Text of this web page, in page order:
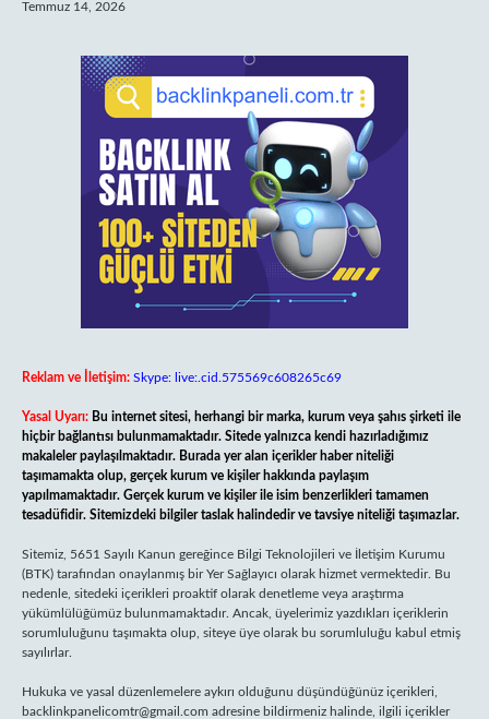
Temmuz 14, 2026
Reklam ve İletişim: Skype: live:.cid.575569c608265c69
Yasal Uyarı: Bu internet sitesi, herhangi bir marka, kurum veya şahıs şirketi ile
hiçbir bağlantısı bulunmamaktadır. Sitede yalnızca kendi hazırladığımız
makaleler paylaşılmaktadır. Burada yer alan içerikler haber niteliği
taşımamakta olup, gerçek kurum ve kişiler hakkında paylaşım
yapılmamaktadır. Gerçek kurum ve kişiler ile isim benzerlikleri tamamen
tesadüfidir. Sitemizdeki bilgiler taslak halindedir ve tavsiye niteliği taşımazlar.
Sitemiz, 5651 Sayılı Kanun gereğince Bilgi Teknolojileri ve İletişim Kurumu
(BTK) tarafından onaylanmış bir Yer Sağlayıcı olarak hizmet vermektedir. Bu
nedenle, sitedeki içerikleri proaktif olarak denetleme veya araştırma
yükümlülüğümüz bulunmamaktadır. Ancak, üyelerimiz yazdıkları içeriklerin
sorumluluğunu taşımakta olup, siteye üye olarak bu sorumluluğu kabul etmiş
sayılırlar.
Hukuka ve yasal düzenlemelere aykırı olduğunu düşündüğünüz içerikleri,
backlinkpanelicomtr@gmail.com adresine bildirmeniz halinde, ilgili içerikler